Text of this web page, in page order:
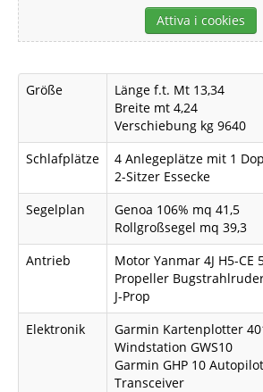
GALLERY
KONTAKTE
Attiva i cookies
Größe
Länge f.t. Mt 13,34
Breite mt 4,24
Verschiebung kg 9640
Schlafplätze
4 Anlegeplätze mit 1
2-Sitzer Essecke
Segelplan
Genoa 106% mq 41,5
Rollgroßsegel mq 39,3
Antrieb
Motor Yanmar 4J H5-CE
Propeller
J-Prop
Elektronik
Garmin Kartenplotter
Windstation GWS10
Garmin GHP 10
Transceiver